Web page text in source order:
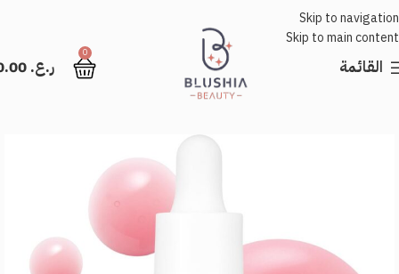
Skip to navigation
Skip to main content
القائمة
0
ر.ع.